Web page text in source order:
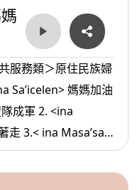
服務類＞原住民族婦
Sa’icelen> 媽媽加油
2. <ina
>